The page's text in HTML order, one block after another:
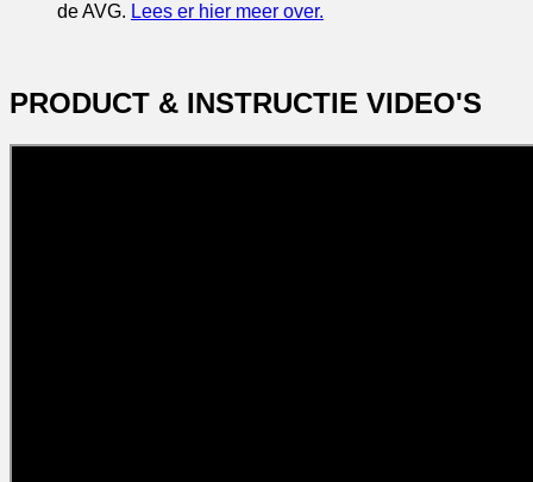
de AVG. Lees er hier meer over.
PRODUCT & INSTRUCTIE VIDEO'S